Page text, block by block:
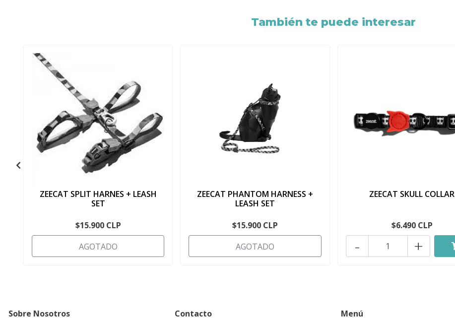
También te puede interesar
ZEECAT SPLIT HARNES + LEASH
SET
$15.900 CLP
AGOTADO
ZEECAT PHANTOM HARNESS +
LEASH SET
$15.900 CLP
AGOTADO
ZEECAT SKULL COLLAR
$6.490 CLP
+
-
Sobre Nosotros Contacto Menú